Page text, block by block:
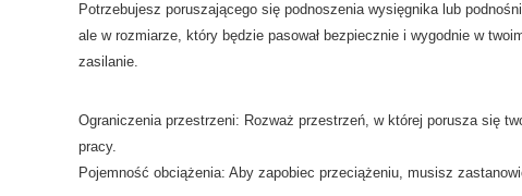
Potrzebujesz poruszającego się podnoszenia wysięgnika lub
ale w rozmiarze, który będzie pasował bezpiecznie i wygodnie w
zasilanie.
Ograniczenia przestrzeni: Rozważ przestrzeń, w której porusza się
pracy.
Pojemność obciążenia: Aby zapobiec przeciążeniu, musisz